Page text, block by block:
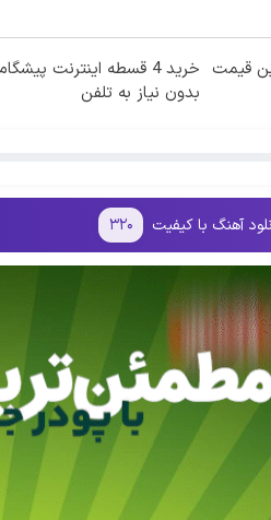
قیمت
خرید 4 قسطه اینترنت
بدون نیاز به تلفن
آهنگ با کیفیت ۳۲۰